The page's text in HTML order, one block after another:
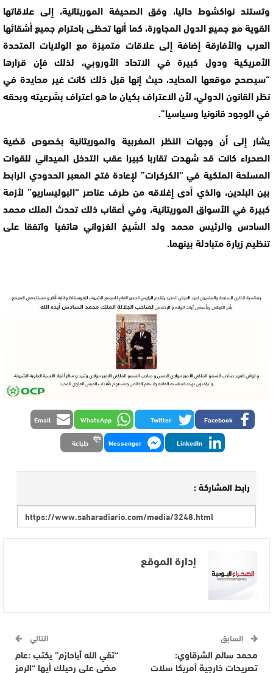
وتستند نواكشوط حاليا، وفق الصحيفة الموريتانية، إلى علاقاتها
القوية مع جميع الدول المجاورة، كما أنها تحظى باحترام جميع أشقائها
العرب والأفارقة إضافة إلى علاقات متميزة مع الولايات المتحدة
الأمريكية ودول كبيرة في الاتحاد الأوروبي، لذلك فإن قرارها
“سيصحح موقعها المحايد، حيث إنها قبل ذلك كانت غير محايدة في
نظر القانون الدولي، لأن الاعتراف بكيان ما هو اعتراف بشرعيته وبحقه
في الوجود قانونيا وسياسيا”.
يشار إلى أن وجهات النظر المغربية والموريتانية بخصوص قضية
الصحراء كانت قد شهدت تقاربا كبيرا عقب التدخل الميداني للقوات
المسلحة الملكية في “الكركرات” لإعادة فتح المعبر الحدودي الرابط
بين البلدين، والذي أدى إغلاقه من طرف عناصر “البوليساريو” لأزمة
كبيرة في الأسواق الموريتانية، وفي أعقاب ذلك تحدث الملك محمد
السادس والرئيس محمد ولد الشيخ الغزواني هاتفيا واتفقا على
تنظيم زيارة متبادلة بينهما.
Facebook
Twitter
WhatsApp
Email
LinkedIn
Messenger طباعة
رابط المشاركة :
إدارة الموقع
السابق
محمد سالم الشرقاوي:
تصريحات خارجية أمريكا سلات
التالي
“تقي الله أباحازم” يكتب :عام
مضى على رحيلك أيها “الرمز